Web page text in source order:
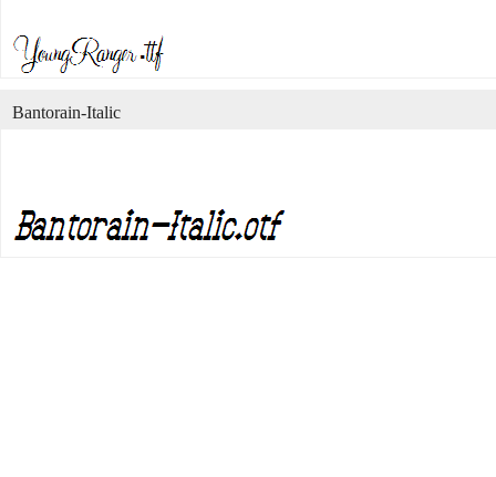
Bantorain-Italic